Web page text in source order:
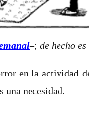
–; de hecho
en la
una necesidad.